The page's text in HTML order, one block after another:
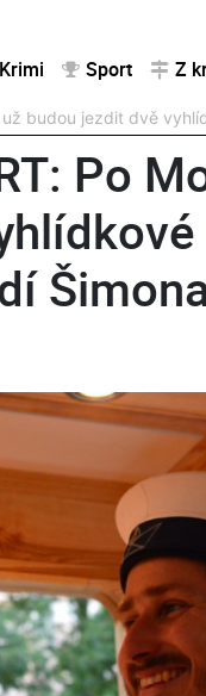
Krimi Sport Z
už budou jezdit dvě
Po